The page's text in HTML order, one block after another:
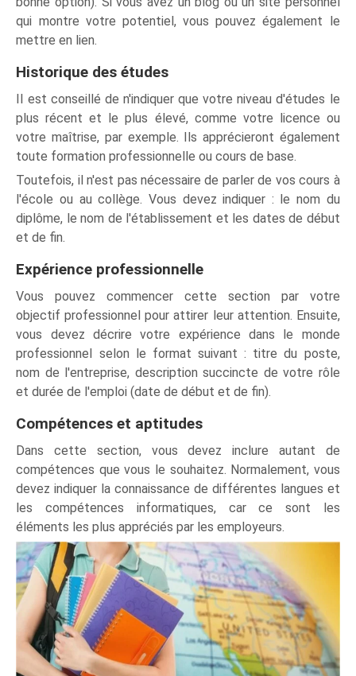
qui montre votre potentiel, vous pouvez également le
mettre en lien.
Historique des études
Il est conseillé de n'indiquer que votre niveau d'études le
plus récent et le plus élevé, comme votre licence ou
votre maîtrise, par exemple. Ils apprécieront également
toute formation professionnelle ou cours de base.
Toutefois, il n'est pas nécessaire de parler de vos cours à
l'école ou au collège. Vous devez indiquer : le nom du
diplôme, le nom de l'établissement et les dates de début
et de fin.
Expérience professionnelle
Vous pouvez commencer cette section par votre
objectif professionnel pour attirer leur attention. Ensuite,
vous devez décrire votre expérience dans le monde
professionnel selon le format suivant : titre du poste,
nom de l'entreprise, description succincte de votre rôle
et durée de l'emploi (date de début et de fin).
Compétences et aptitudes
Dans cette section, vous devez inclure autant de
compétences que vous le souhaitez. Normalement, vous
devez indiquer la connaissance de différentes langues et
les compétences informatiques, car ce sont les
éléments les plus appréciés par les employeurs.